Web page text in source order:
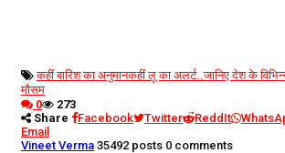
कहीं बारिश का अनुमानकहीं लू का अलर्ट..जानिए देश के
मौसम
0
273
Share
Facebook Twitter ReddIt
Email
Vineet Verma 35492 posts 0 comments